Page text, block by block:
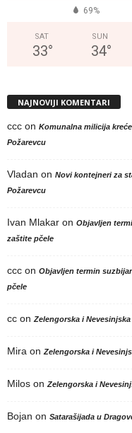
69%
SAT
33°
SUN
34°
NAJNOVIJI KOMENTARI
ccc on Komunalna milicija
Požarevcu
Vladan on Novi kontejneri za
Požarevcu
Ivan Mlakar on Objavljen
zaštite pčele
ccc on Objavljen termin
pčele
cc on Zelengorska i
Mira on Zelengorska i
Milos on Zelengorska i
Bojan on Satarašijada u